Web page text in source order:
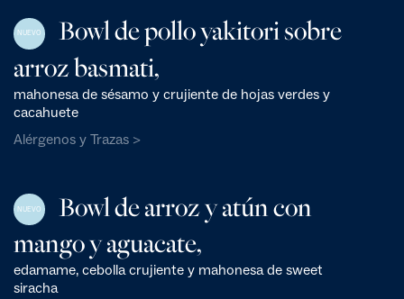
NUEVO
Bowl de pollo yakitori sobre
arroz basmati,
mahonesa de sésamo y crujiente de hojas verdes y
cacahuete
Alérgenos y Trazas >
NUEVO
Bowl de arroz y atún con
mango y aguacate,
edamame, cebolla crujiente y mahonesa de sweet
siracha